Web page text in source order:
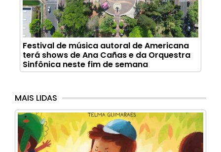
Festival de música autoral de Americana
terá shows de Ana Cañas e da Orquestra
Sinfônica neste fim de semana
MAIS LIDAS